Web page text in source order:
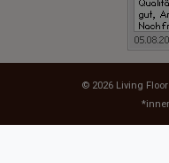
© 2026 Living